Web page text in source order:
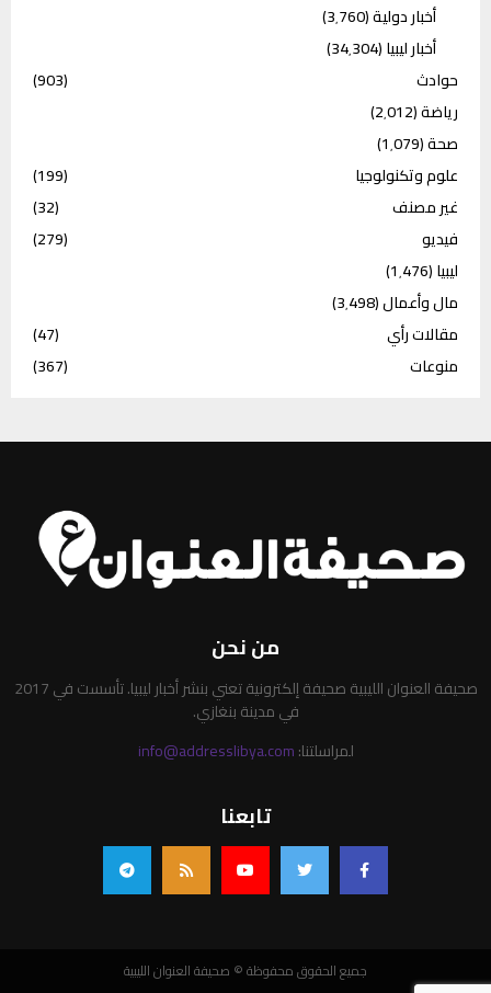
أخبار دولية(3٬760)
أخبار ليبيا(34٬304)
حوادث
(903)
رياضة(2٬012)
صحة(1٬079)
علوم وتكنولوجيا
(199)
غير مصنف
(32)
فيديو
(279)
ليبيا(1٬476)
مال وأعمال(3٬498)
مقالات رأي
(47)
منوعات
(367)
من نحن
صحيفة العنوان الليبية صحيفة إلكترونية تعني بنشر أخبار ليبيا. تأسست في 2017
في مدينة بنغازي.
لمراسلتنا:info@addresslibya.com
تابعنا
جميع الحقوق محفوظة © صحيفة العنوان الليبية